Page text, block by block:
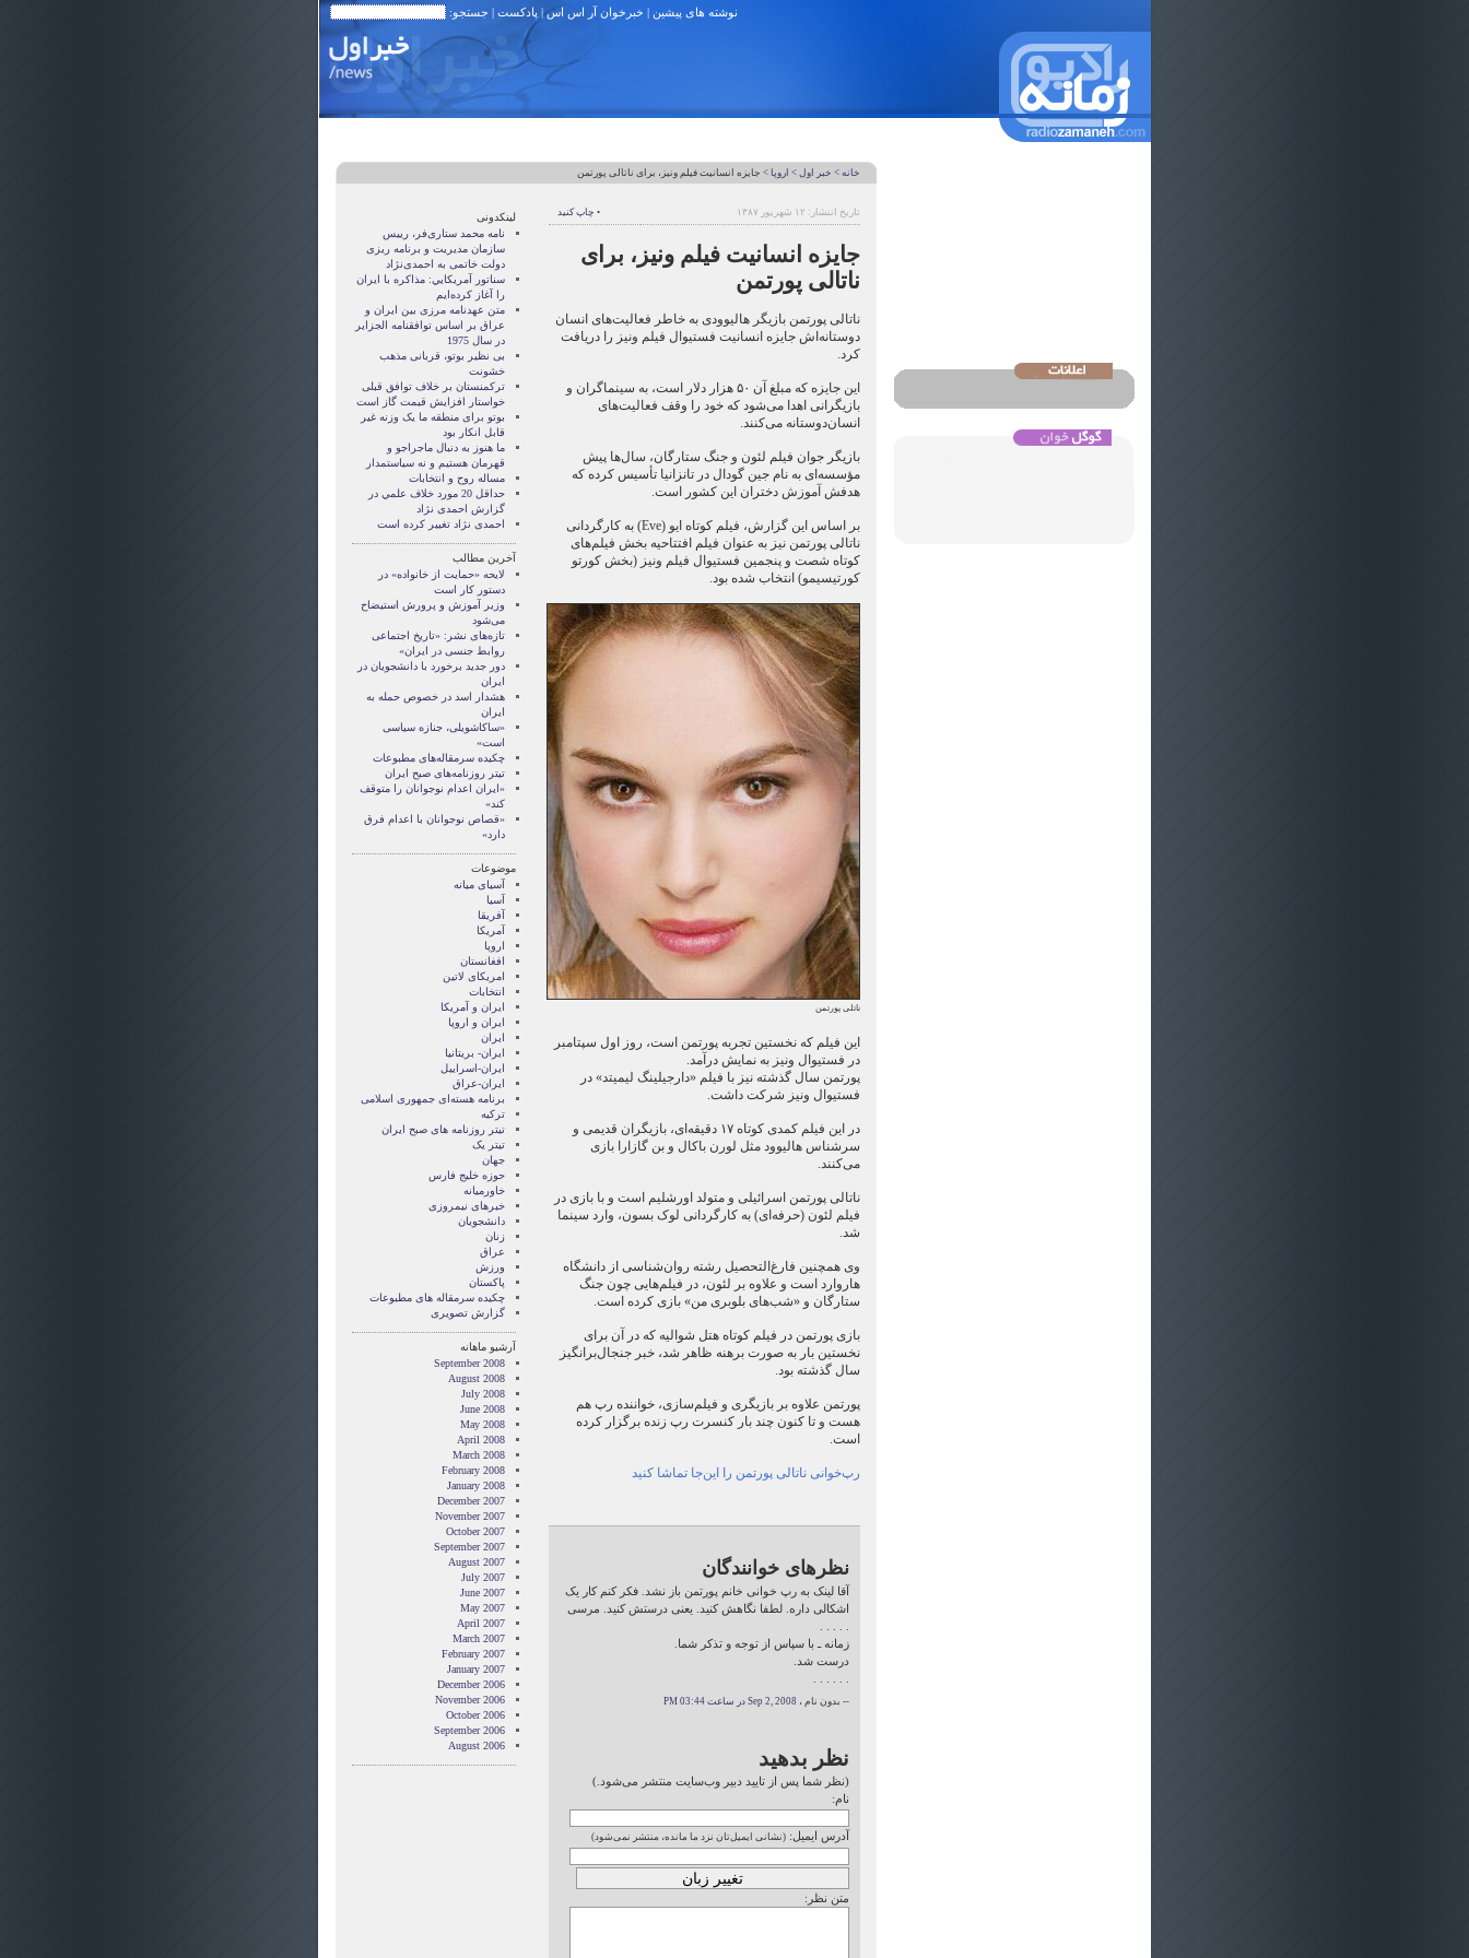
نوشته های پیشین | خبرخوان آر اس اس| پادکست | جستجو:
خانه > خبر اول > اروپا > جايزه انسانيت فيلم ونيز، برای ناتالی پورتمن
تاریخ انتشار: ۱۲ شهریور ۱۳۸۷ • چاپ کنید
جايزه انسانيت فيلم ونيز، برای
ناتالی پورتمن
ناتالی پورتمن بازيگر هالیوودی به خاطر فعاليت‌های انسان
دوستانه‌اش جايزه انسانيت فستيوال فيلم ونيز را دريافت
کرد.
اين جايزه که مبلغ آن ۵۰ هزار دلار است، به سينماگران و
بازيگرانی اهدا می‌شود که خود را وقف فعاليت‌های
انسان‌دوستانه می‌کنند.
بازيگر جوان فيلم لئون و جنگ ستارگان، سال‌ها پیش
مؤسسه‌ای به نام جين گودال در تانزانيا تأسیس کرده که
هدفش آموزش دختران اين کشور است.
بر اساس این گزارش، فیلم کوتاه ایو (Eve) به کارگردانی
ناتالی پورتمن نیز به عنوان فیلم افتتاحیه بخش فيلم‌های
کوتاه شصت و پنجمین فستيوال فیلم ونیز (بخش کورتو
کورتیسیمو) انتخاب شده بود.
ناتلی پورتمن
اين فيلم که نخستين تجربه پورتمن است، روز اول سپتامبر
در فستيوال ونيز به نمايش درآمد.
پورتمن سال گذشته نيز با فیلم «دارجیلینگ لیمیتد» در
فستيوال ونيز شرکت داشت.
در اين فيلم کمدی کوتاه ۱۷ دقيقه‌ای، بازيگران قديمی و
سرشناس هاليوود مثل لورن باکال و بن گازارا بازی
می‌کنند.
ناتالی پورتمن اسرائيلی و متولد اورشليم است و با بازی در
فيلم لئون (حرفه‌ای) به کارگردانی لوک بسون، وارد سينما
شد.
وی همچنين فارغ‌التحصيل رشته روان‌شناسی از دانشگاه
هاروارد است و علاوه بر لئون، در فيلم‌هايی چون جنگ‌
ستارگان و «شب‌های بلوبری من» بازی کرده است.
بازی پورتمن در فيلم کوتاه هتل شواليه که در آن برای
نخستين بار به صورت برهنه ظاهر شد، خبر جنجال‌برانگيز
سال گذشته بود.
پورتمن علاوه بر بازيگری و فيلم‌سازی، خواننده رپ هم
هست و تا کنون چند بار کنسرت رپ زنده برگزار کرده
است.
رپ‌خوانی ناتالی پورتمن را اين‌جا تماشا کنيد
نظرهای خوانندگان
آقا لینک به رپ خوانی خانم پورتمن باز نشد. فکر کنم کار یک
اشکالی داره. لطفا نگاهش کنید. یعنی درستش کنید. مرسی
زمانه ـ با سپاس از توجه و تذکر شما.
درست شد.
-- بدون نام ، Sep 2, 2008 در ساعت 03:44 PM
نظر بدهید
(نظر شما پس از تایید دبیر وب‌سایت منتشر می‌شود.)
نام:
آدرس ایمیل: (نشانی ایمیل‌تان نزد ما مانده، منتشر نمی‌شود)
متن نظر:
لینکدونی
نامه محمد ستاری‌فر، رییس
سازمان مدیریت و برنامه ریزی
دولت خاتمی به احمدی‌نژاد
سناتور آمريکايي: مذاکره با ايران
را آغاز کرده‌ايم
متن عهدنامه مرزى بين ايران و
عراق بر اساس توافقنامه الجزاير
در سال 1975
بی نظیر بوتو، قربانی مذهب
خشونت
ترکمنستان بر خلاف توافق قبلی
خواستار افزایش قیمت گاز است
بوتو برای منطقه ما یک وزنه غیر
قابل انکار بود
ما هنوز به دنبال ماجراجو و
قهرمان هستيم و نه سياستمدار
مساله روح و انتخابات
حداقل 20 مورد خلاف علمي در
گزارش احمدی نژاد
احمدی نژاد تغییر کرده است
آخرین مطالب
لایحه «حمایت از خانواده» در
دستور کار است
وزیر آموزش و پرورش استیضاح
می‌شود
تازه‌های نشر: «تاریخ اجتماعی
روابط جنسی در ایران»
دور جدید برخورد با دانشجویان در
ایران
هشدار اسد در خصوص حمله به
ایران
«ساکاشویلی، جنازه سیاسی
است»
چکیده سرمقاله‌های مطبوعات
تیتر روزنامه‌های صبح ایران
«ایران اعدام نوجوانان را متوقف
کند»
«قصاص نوجوانان با اعدام فرق
دارد»
موضوعات
آسيای ميانه
آسیا
آفریقا
آمریکا
اروپا
افغانستان
امریکای لاتین
انتخابات
ايران و آمريکا
ايران و اروپا
ایران
ایران- بریتانیا
ایران-اسراییل
ایران-عراق
برنامه هسته‌ای جمهوری اسلامی
ترکیه
تیتر روزنامه های صبح ایران
تیتر یک
جهان
حوزه خلیج فارس
خاورمیانه
خبرهای نیمروزی
دانشجویان
زنان
عراق
ورزش
پاکستان
چکیده سرمقاله های مطبوعات
گزارش تصويری
آرشیو ماهانه
September 2008
August 2008
July 2008
June 2008
May 2008
April 2008
March 2008
February 2008
January 2008
December 2007
November 2007
October 2007
September 2007
August 2007
July 2007
June 2007
May 2007
April 2007
March 2007
February 2007
January 2007
December 2006
November 2006
October 2006
September 2006
August 2006